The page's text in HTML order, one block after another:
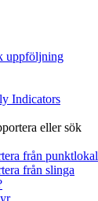
uppföljning
Indicators
eller sök
från punktlokal
från slinga